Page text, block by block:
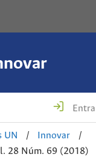
UN / Innovar
/
28 Núm. 69 (2018)